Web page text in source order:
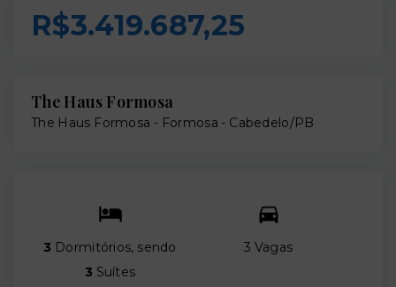
R$3.419.687,25
The Haus Formosa
The Haus Formosa - Formosa - Cabedelo/PB
3 Dormitórios, sendo
3 Suítes
3 Vagas